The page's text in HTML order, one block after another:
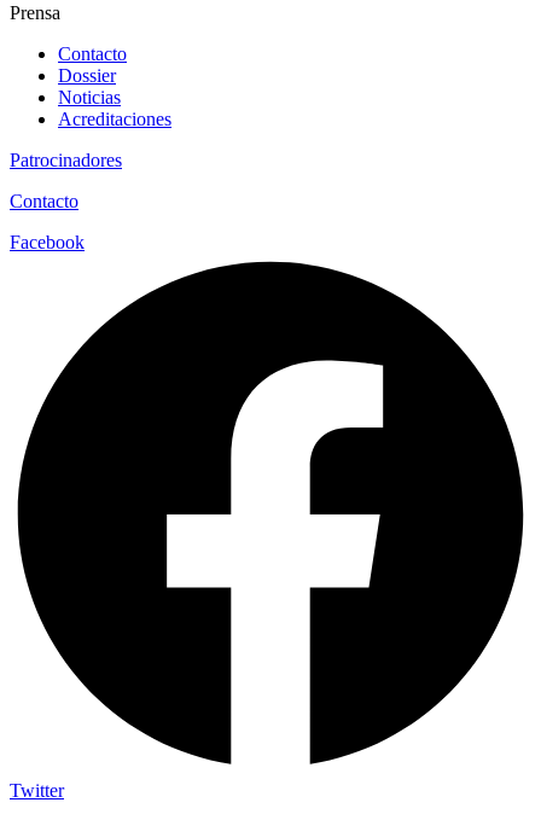
Prensa
Contacto
Dossier
Noticias
Acreditaciones
Patrocinadores
Contacto
Facebook
Twitter